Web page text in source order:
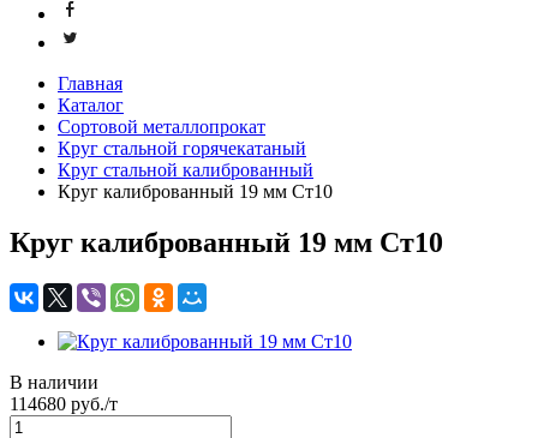
Главная
Каталог
Сортовой металлопрокат
Круг стальной горячекатаный
Круг стальной калиброванный
Круг калиброванный 19 мм Ст10
Круг калиброванный 19 мм Ст10
В наличии
114680 руб./т